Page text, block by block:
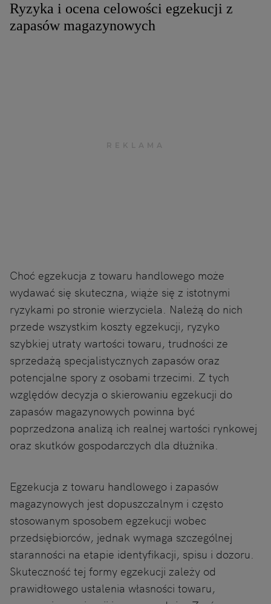
Ryzyka i ocena celowości egzekucji z
zapasów magazynowych
Choć egzekucja z towaru handlowego może
wydawać się skuteczna, wiąże się z istotnymi
ryzykami po stronie wierzyciela. Należą do nich
przede wszystkim koszty egzekucji, ryzyko
szybkiej utraty wartości towaru, trudności ze
sprzedażą specjalistycznych zapasów oraz
potencjalne spory z osobami trzecimi. Z tych
względów decyzja o skierowaniu egzekucji do
zapasów magazynowych powinna być
poprzedzona analizą ich realnej wartości rynkowej
oraz skutków gospodarczych dla dłużnika.
Egzekucja z towaru handlowego i zapasów
magazynowych jest dopuszczalnym i często
stosowanym sposobem egzekucji wobec
przedsiębiorców, jednak wymaga szczególnej
staranności na etapie identyfikacji, spisu i dozoru.
Skuteczność tej formy egzekucji zależy od
prawidłowego ustalenia własności towaru,